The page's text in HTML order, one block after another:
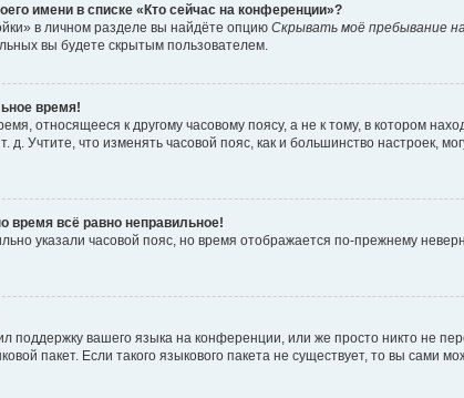
имени в списке «Кто сейчас на конференции»?
в личном разделе вы найдёте опцию Скрывать моё пребывание
вы будете скрытым пользователем.
время!
относящееся к другому часовому поясу, а не к тому, в котором
д. Учтите, что изменять часовой пояс, как и большинство настроек,
время всё равно неправильное!
указали часовой пояс, но время отображается по-прежнему
поддержку вашего языка на конференции, или же просто никто не
пакет. Если такого языкового пакета не существует, то вы